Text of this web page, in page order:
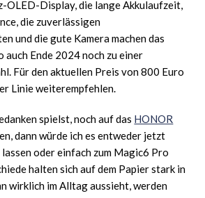
OLED-Display, die lange Akkulaufzeit,
die zuverlässigen
und die gute Kamera machen das
Ende 2024 noch zu einer
Für den aktuellen Preis von 800 Euro
Linie weiterempfehlen.
spielst, noch auf das HONOR
dann würde ich es entweder jetzt
oder einfach zum Magic6 Pro
halten sich auf dem Papier stark in
wirklich im Alltag aussieht, werden